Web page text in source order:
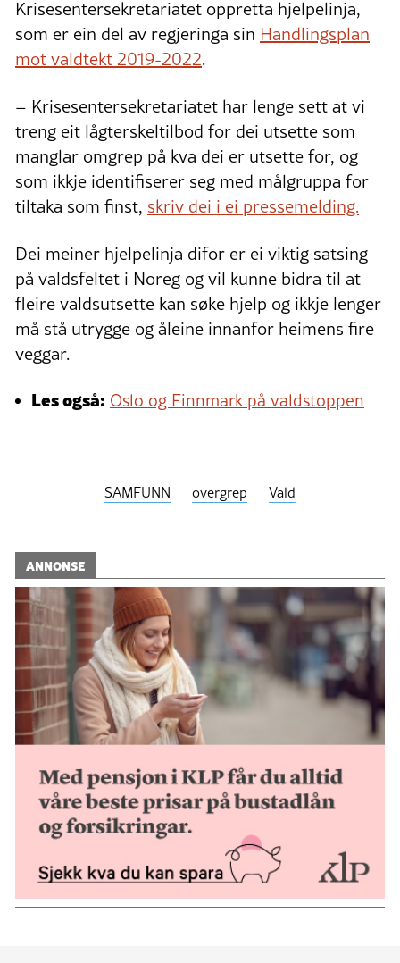
Krisesentersekretariatet oppretta hjelpelinja,
som er ein del av regjeringa sin Handlingsplan
mot valdtekt 2019-2022.
– Krisesentersekretariatet har lenge sett at vi
treng eit lågterskeltilbod for dei utsette som
manglar omgrep på kva dei er utsette for, og
som ikkje identifiserer seg med målgruppa for
tiltaka som finst, skriv dei i ei pressemelding.
Dei meiner hjelpelinja difor er ei viktig satsing
på valdsfeltet i Noreg og vil kunne bidra til at
fleire valdsutsette kan søke hjelp og ikkje lenger
må stå utrygge og åleine innanfor heimens fire
veggar.
Les også: Oslo og Finnmark på valdstoppen
SAMFUNN overgrep Vald
ANNONSE